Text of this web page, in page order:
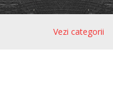
Vezi categorii